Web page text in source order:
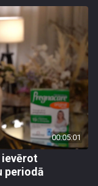
00:05:01
periodā